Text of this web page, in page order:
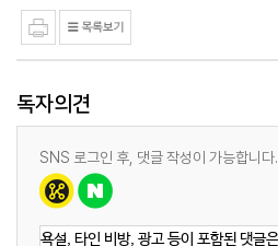
독자의견
SNS 로그인 후, 댓글 작성이 가능합니다.